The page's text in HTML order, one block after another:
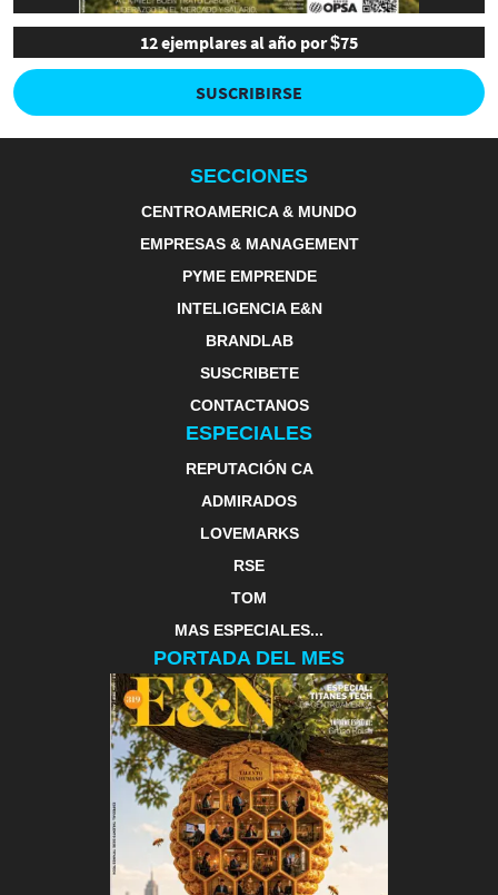
12 ejemplares al año por $75
SUSCRIBIRSE
SECCIONES
CENTROAMERICA & MUNDO
EMPRESAS & MANAGEMENT
PYME EMPRENDE
INTELIGENCIA E&N
BRANDLAB
SUSCRIBETE
CONTACTANOS
ESPECIALES
REPUTACIÓN CA
ADMIRADOS
LOVEMARKS
RSE
TOM
MAS ESPECIALES...
PORTADA DEL MES